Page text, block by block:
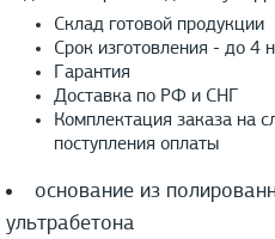
Склад готовой продукции
Срок изготовления - до 4
Гарантия
Доставка по РФ и СНГ
Комплектация заказа на
поступления оплаты
основание из
ультрабетона